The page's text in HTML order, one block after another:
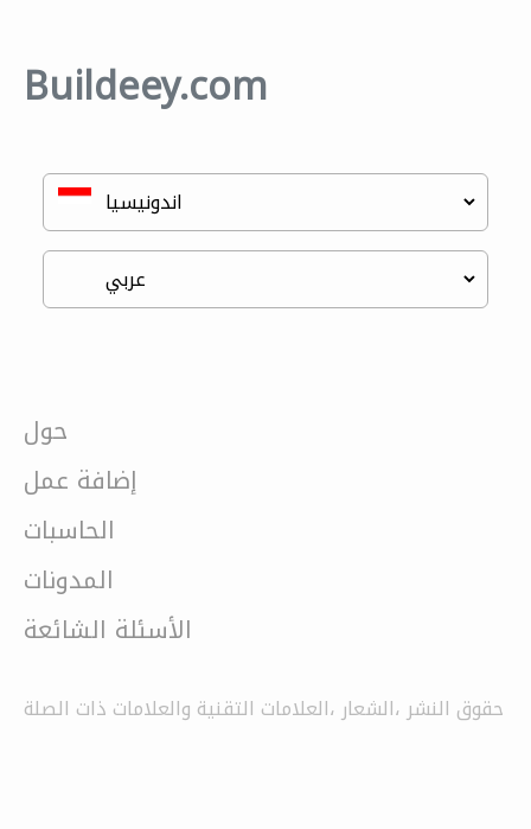
Buildeey.com
حول
إضافة عمل
الحاسبات
المدونات
الأسئلة الشائعة
حقوق النشر ،الشعار ،العلامات التقنية والعلامات ذات الصلة